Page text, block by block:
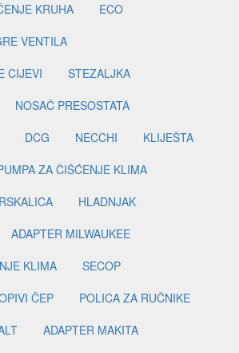
KRUHA
ECO
VENTILA
CIJEVI
STEZALJKA
NOSAČ PRESOSTATA
DCG NECCHI
KLIJEŠTA
ZA ČIŠĆENJE KLIMA
HLADNJAK
ADAPTER MILWAUKEE
KLIMA
SECOP
ČEP
POLICA ZA RUČNIKE
ADAPTER MAKITA